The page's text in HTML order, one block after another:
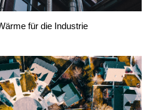
für die Industrie